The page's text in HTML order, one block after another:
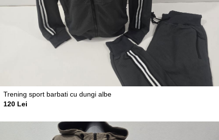
Trening sport barbati cu dungi albe
120 Lei